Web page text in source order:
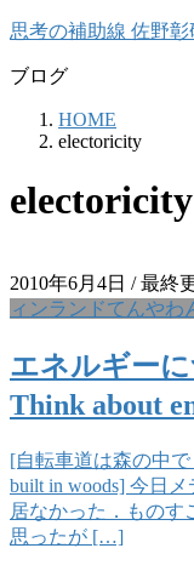
コ
テ
ス
キ
ナ
ゲ
ン
に
思考の補助線 佐野彰
ブログ
HOME
electoricity
electoricity
2010年6月4日 / 最終
ィンランドてんやわ
エネルギー
Think about
[自転車道は森の中で
built in woods] 今日
居なかった．ものす
思ったが […]